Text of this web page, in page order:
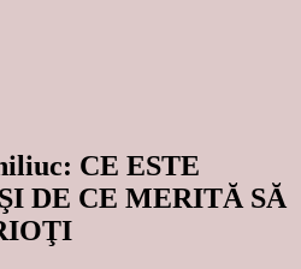
CE ESTE
DE CE MERITĂ SĂ